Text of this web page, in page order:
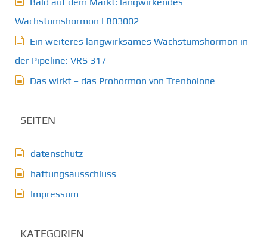
Bald auf dem Markt: langwirkendes
Wachstumshormon LB03002
Ein weiteres langwirksames Wachstumshormon in
der Pipeline: VRS 317
Das wirkt – das Prohormon von Trenbolone
SEITEN
datenschutz
haftungsausschluss
Impressum
KATEGORIEN